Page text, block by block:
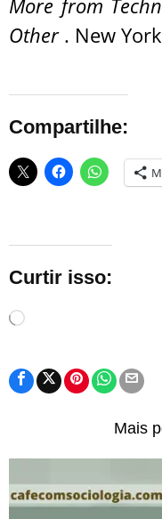
More from
Other . New
Compartilhe:
Curtir isso:
Mais